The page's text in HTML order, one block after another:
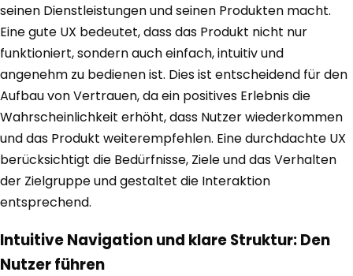
seinen Dienstleistungen und seinen Produkten macht.
Eine gute UX bedeutet, dass das Produkt nicht nur
funktioniert, sondern auch einfach, intuitiv und
angenehm zu bedienen ist. Dies ist entscheidend für den
Aufbau von Vertrauen, da ein positives Erlebnis die
Wahrscheinlichkeit erhöht, dass Nutzer wiederkommen
und das Produkt weiterempfehlen. Eine durchdachte UX
berücksichtigt die Bedürfnisse, Ziele und das Verhalten
der Zielgruppe und gestaltet die Interaktion
entsprechend.
Intuitive Navigation und klare Struktur: Den
Nutzer führen